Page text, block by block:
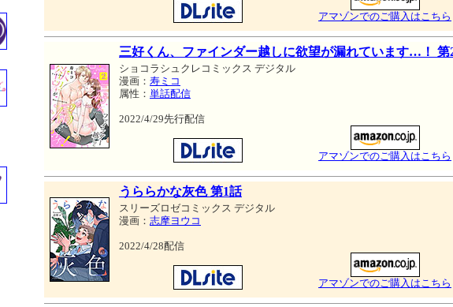
アマゾンでのご購入はこちら
三好くん、ファインダー越しに欲望が漏れています…！ 第
ショコラシュクレコミックス デジタル
漫画： 寿ミコ
属性： 単話配信
2022/4/29先行配信
アマゾンでのご購入はこちら
うららかな灰色 第1話
スリーズロゼコミックス デジタル
漫画： 志摩ヨウコ
2022/4/28配信
アマゾンでのご購入はこちら